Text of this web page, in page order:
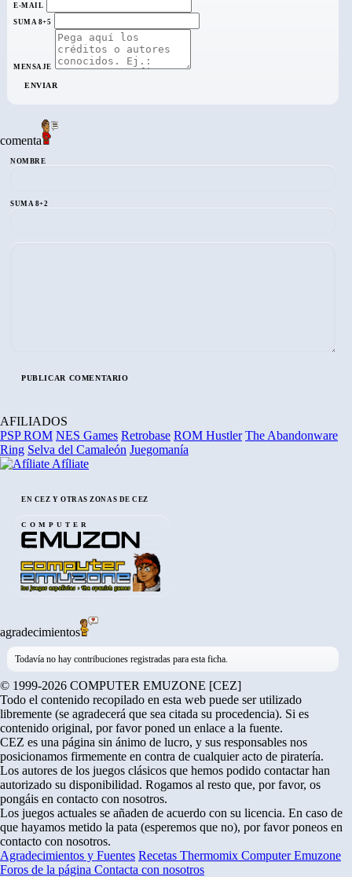
E-MAIL
SUMA 8+5
MENSAJE
ENVIAR
comenta
NOMBRE
SUMA 8+2
AFILIADOS
PSP ROM NES Games Retrobase ROM Hustler The Abandonware
Ring Selva del Camaleón Juegomanía
Afíliate
EN CEZ Y OTRAS ZONAS DE CEZ
COMPUTER
agradecimientos
Todavía no hay contribuciones registradas para esta ficha.
© 1999-2026 COMPUTER EMUZONE [CEZ]
Todo el contenido recopilado en esta web puede ser utilizado
libremente (se agradecerá que sea citada su procedencia). Si es
contenido original, por favor poned un enlace a la fuente.
CEZ es una página sin ánimo de lucro, y sus responsables nos
posicionamos firmemente en contra de cualquier acto de piratería.
Los autores de los juegos clásicos que hemos podido contactar han
autorizado su disponibilidad. Rogamos al resto que, por favor, os
pongáis en contacto con nosotros.
Los juegos actuales se añaden de acuerdo con su licencia. En caso de
que hayamos metido la pata (esperemos que no), por favor poneos en
contacto con nosotros.
Agradecimientos y Fuentes Recetas Thermomix Computer Emuzone
Foros de la página Contacta con nosotros